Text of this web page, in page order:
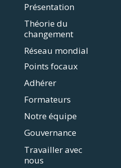
Présentation
Théorie du
changement
Réseau mondial
Points focaux
Adhérer
Formateurs
Notre équipe
Gouvernance
Travailler avec
nous